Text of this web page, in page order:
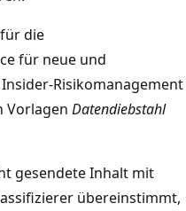
die
für neue und
Risikomanagement
Vorlagen Datendiebstahl
gesendete Inhalt mit
übereinstimmt,